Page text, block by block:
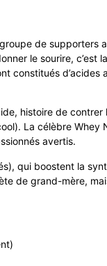
de supporters
le sourire, c’est
constitués d’acides
histoire de
La célèbre Whey
avertis.
qui boostent la
de grand-mère,